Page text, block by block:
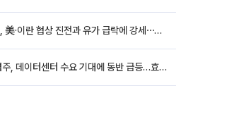
항공주, 美·이란 협상 진전과 유가 급락에 강세⋯한진칼 8%↑
AI 전력주, 데이터센터 수요 기대에 동반 급등…효성중공업 10%↑